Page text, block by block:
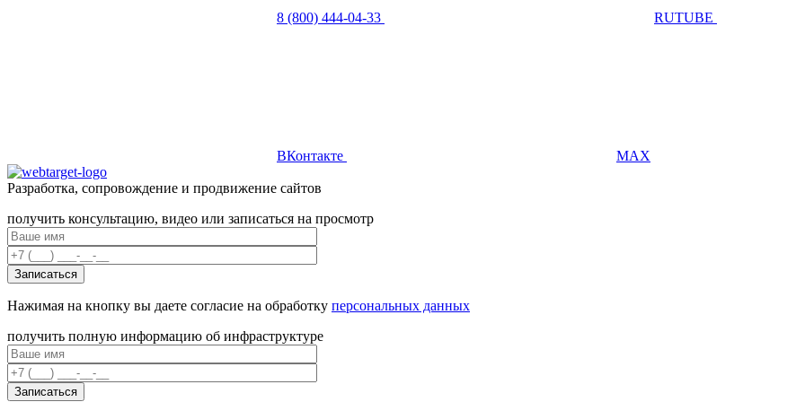
8 (800) 444-04-33 RUTUBE
ВКонтакте MAX
Разработка, сопровождение и продвижение сайтов
получить консультацию, видео или записаться на просмотр
Нажимая на кнопку вы даете согласие на обработку персональных данных
получить полную информацию об инфраструктуре